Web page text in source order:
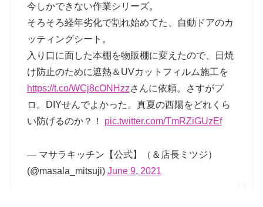
今しかできない作業シリーズ。
そろそろ経年劣化で割れ始めてた、自動ドアのカ
ッティングシート。
入り口に面した本棚を物販棚に変えたので、日焼
け防止のために遮熱＆UVカットフィルム施工を
https://t.co/WCj8cONHzzさんに依頼。さすがプ
ロ。DIYせんでよかった。真夏の西陽をどれくら
い防げるのか？！ pic.twitter.com/TmRZiGUzEf
— マサラキッチン【公式】（＆店長ミツジ）
(@masala_mitsuji) June 9, 2021